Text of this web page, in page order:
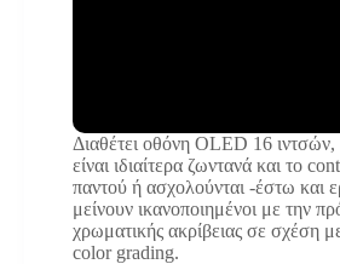
Διαθέτει οθόνη OLED 16
είναι ιδιαίτερα ζωντανά και το
παντού ή ασχολούνται -έστω και
μείνουν ικανοποιημένοι με την
χρωματικής ακρίβειας σε σχέση
color grading.